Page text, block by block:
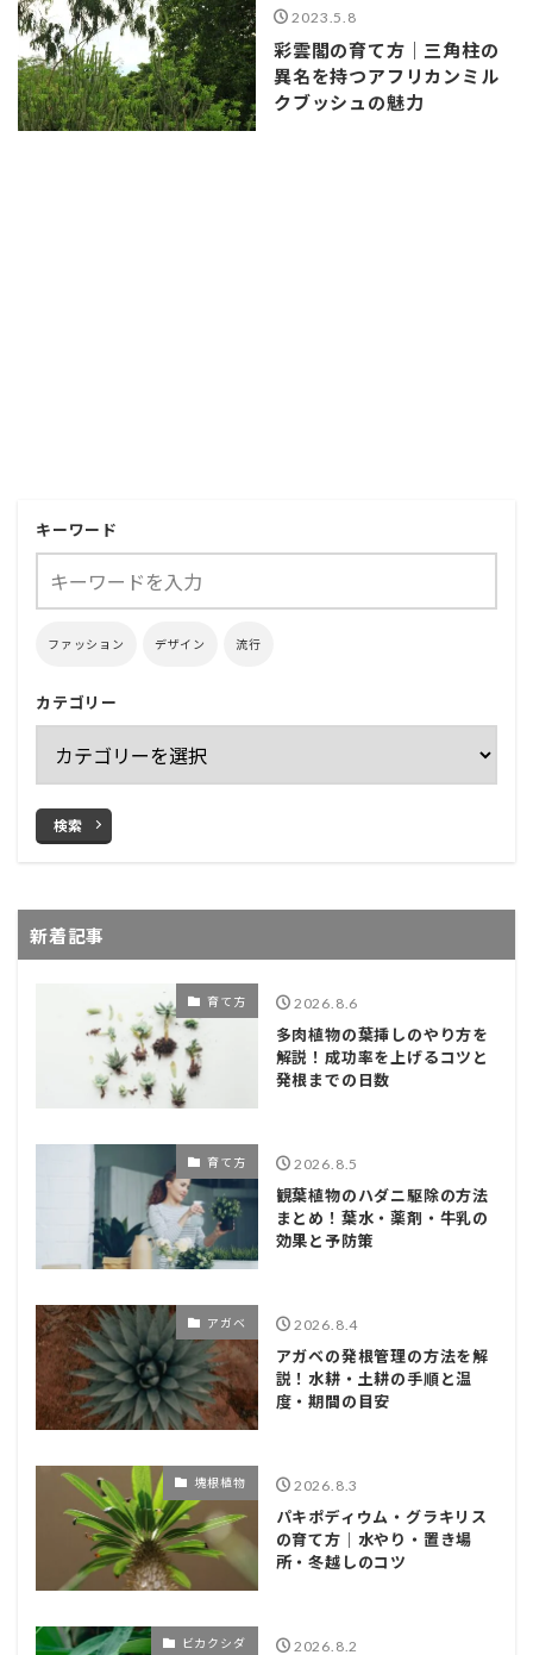
2023.5.8
彩雲閣の育て方｜三角柱の
異名を持つアフリカンミル
クブッシュの魅力
キーワード
ファッション デザイン 流行
カテゴリー
検索
新着記事
育て方 2026.8.6
多肉植物の葉挿しのやり方を
解説！成功率を上げるコツと
発根までの日数
育て方 2026.8.5
観葉植物のハダニ駆除の方法
まとめ！葉水・薬剤・牛乳の
効果と予防策
アガベ 2026.8.4
アガベの発根管理の方法を解
説！水耕・土耕の手順と温
度・期間の目安
塊根植物 2026.8.3
パキポディウム・グラキリス
の育て方｜水やり・置き場
所・冬越しのコツ
ビカクシダ 2026.8.2